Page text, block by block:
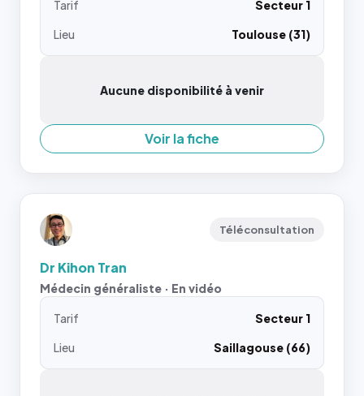
Tarif
Secteur 1
Lieu
Toulouse (31)
Aucune disponibilité à venir
Voir la fiche
Téléconsultation
Dr Kihon Tran
Médecin généraliste · En vidéo
Tarif
Secteur 1
Lieu
Saillagouse (66)